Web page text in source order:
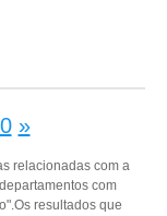
»
relacionadas com a
com
resultados que